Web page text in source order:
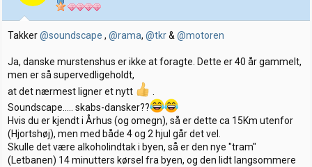
e
r
:
Takker@soundscape , @rama, @tkr& @motoren
Ja, danske murstenshus er ikke at foragte. Dette er 40 år gammelt,
men er så supervedligeholdt,
at det nærmest ligner et nytt
Soundscape..... skabs-dansker??
Hvis du er kjendt i Århus (og omegn), så er dette ca 15Km utenfor
(Hjortshøj), men med både 4 og 2 hjul går det vel.
Skulle det være alkoholindtak i byen, så er den nye "tram"
(Letbanen) 14 minutters kørsel fra byen, og den lidt langsommere